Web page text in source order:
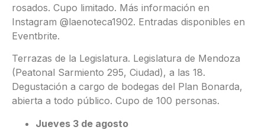
rosados. Cupo limitado. Más información en
Instagram @laenoteca1902. Entradas disponibles en
Eventbrite.
Terrazas de la Legislatura. Legislatura de Mendoza
(Peatonal Sarmiento 295, Ciudad), a las 18.
Degustación a cargo de bodegas del Plan Bonarda,
abierta a todo público. Cupo de 100 personas.
Jueves 3 de agosto